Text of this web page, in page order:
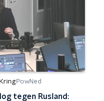
PowNed
tegen Rusland: